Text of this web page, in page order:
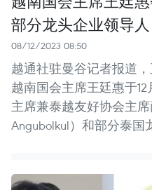
部分龙头企业领导人
08/12/2023 08:50
越通社驻曼谷记者报道
越南国会主席王廷惠于
主席兼泰越友好协会主席
Angubolkul）和部分泰国